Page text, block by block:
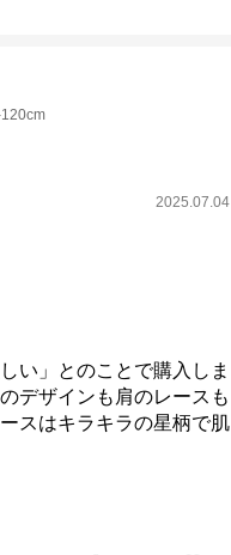
2025.07.04
い」とのことで購入しま
デザインも肩のレースも
スはキラキラの星柄で肌